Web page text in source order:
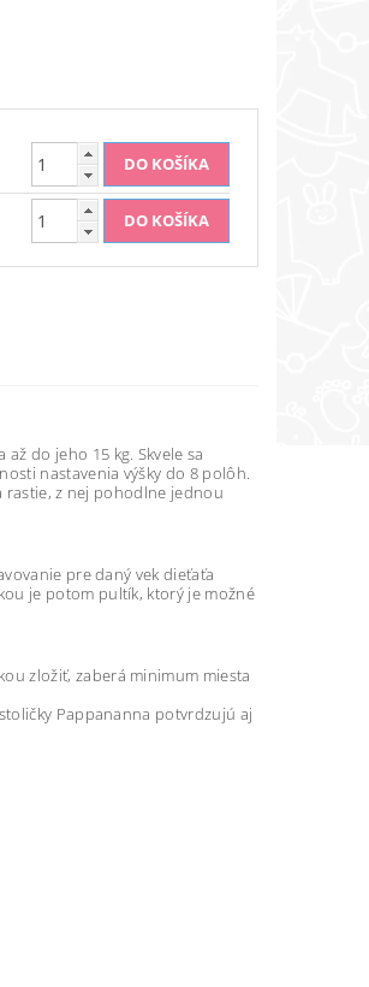
do jeho 15 kg. Skvele sa
nastavenia výšky do 8 polôh.
rastie, z nej pohodlne jednou
pre daný vek dieťaťa
je potom pultík, ktorý je možné
zložiť, zaberá minimum miesta
Pappananna potvrdzujú aj